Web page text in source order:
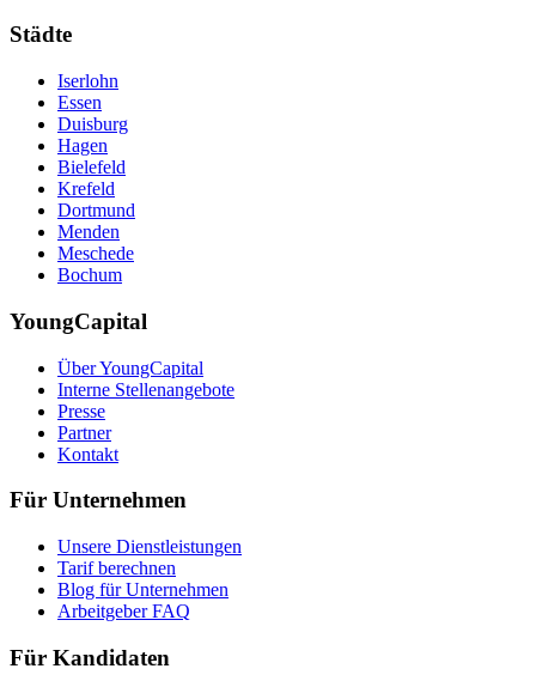
Städte
Iserlohn
Essen
Duisburg
Hagen
Bielefeld
Krefeld
Dortmund
Menden
Meschede
Bochum
YoungCapital
Über YoungCapital
Interne Stellenangebote
Presse
Partner
Kontakt
Für Unternehmen
Unsere Dienstleistungen
Tarif berechnen
Blog für Unternehmen
Arbeitgeber FAQ
Für Kandidaten